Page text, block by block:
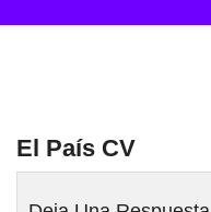
El País CV